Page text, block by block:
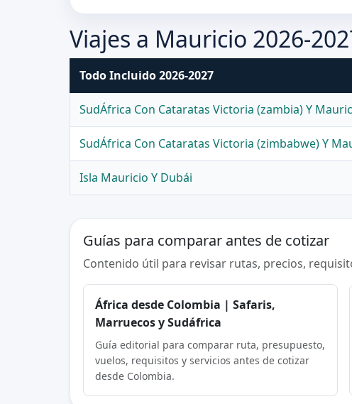
Viajes a Mauricio 2026-
Todo Incluido 2026-2027
SudÁfrica Con Cataratas Victoria (zambia) Y
SudÁfrica Con Cataratas Victoria (zimbabwe) Y
Isla Mauricio Y Dubái
Guías para comparar antes de cotizar
Contenido útil para revisar rutas, precios,
África desde Colombia | Safaris,
Marruecos y Sudáfrica
Guía editorial para comparar ruta, presupuesto,
vuelos, requisitos y servicios antes de cotizar
desde Colombia.